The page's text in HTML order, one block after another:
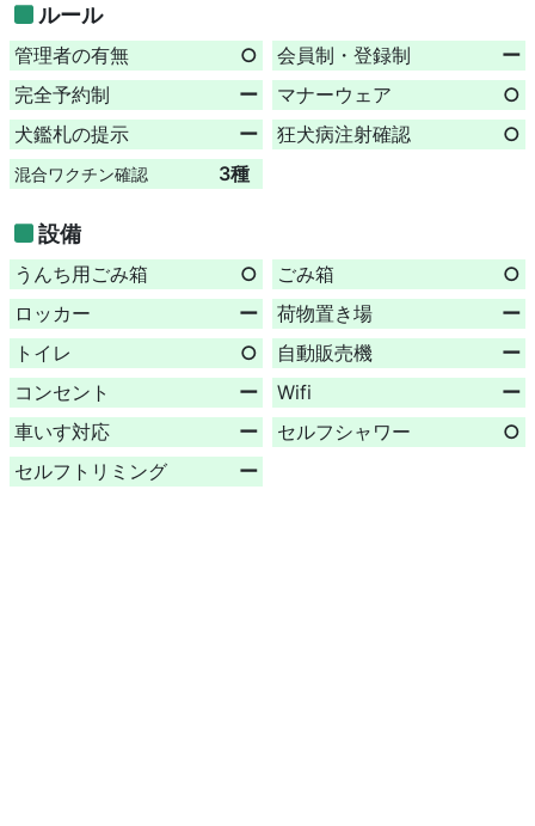
ルール
管理者の有無 ○ 会員制・登録制
ー
完全予約制
ー マナーウェア
○
犬鑑札の提示
ー 狂犬病注射確認 ○
混合ワクチン確認 3種
設備
うんち用ごみ箱 ○ ごみ箱
○
ロッカー
ー 荷物置き場
ー
トイレ
○ 自動販売機
ー
コンセント
ー Wifi
ー
車いす対応
ー セルフシャワー
○
セルフトリミング
ー